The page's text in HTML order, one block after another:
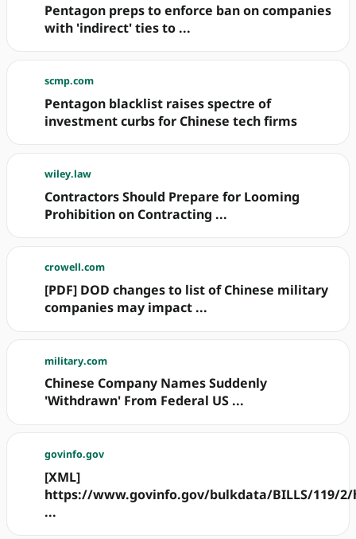
Pentagon preps to enforce ban on companies
with 'indirect' ties to ...
scmp.com
Pentagon blacklist raises spectre of
investment curbs for Chinese tech firms
wiley.law
Contractors Should Prepare for Looming
Prohibition on Contracting ...
crowell.com
[PDF] DOD changes to list of Chinese military
companies may impact ...
military.com
Chinese Company Names Suddenly
'Withdrawn' From Federal US ...
govinfo.gov
[XML]
https://www.govinfo.gov/bulkdata/BILLS/119/2/
...